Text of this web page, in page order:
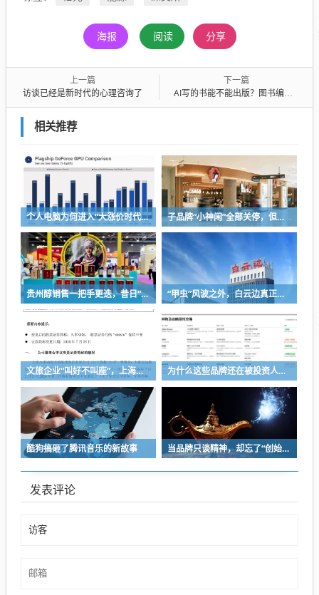
海报 阅读 分享
上一篇
访谈已经是新时代的心理咨询了
下一篇
AI写的书能不能出版？图书编辑没有答案
相关推荐
个人电脑为何进入“大涨价时代”？ 子品牌“小神闲”全部关停，但茶颜悦色的扩张还在提速
贵州醇销售一把手更迭，昔日“网红酒企”的气质变了 “甲虫”风波之外，白云边真正要面对的是什么？
文旅企业“叫好不叫座”，上海却把F1装进了上市公司 为什么这些品牌还在被投资人追捧
酷狗搞砸了腾讯音乐的新故事 当品牌只谈精神，却忘了“创始人思维”
发表评论